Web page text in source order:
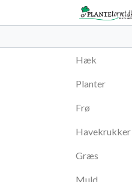
Hæk
Planter
Frø
Havekrukker
Græs
Muld